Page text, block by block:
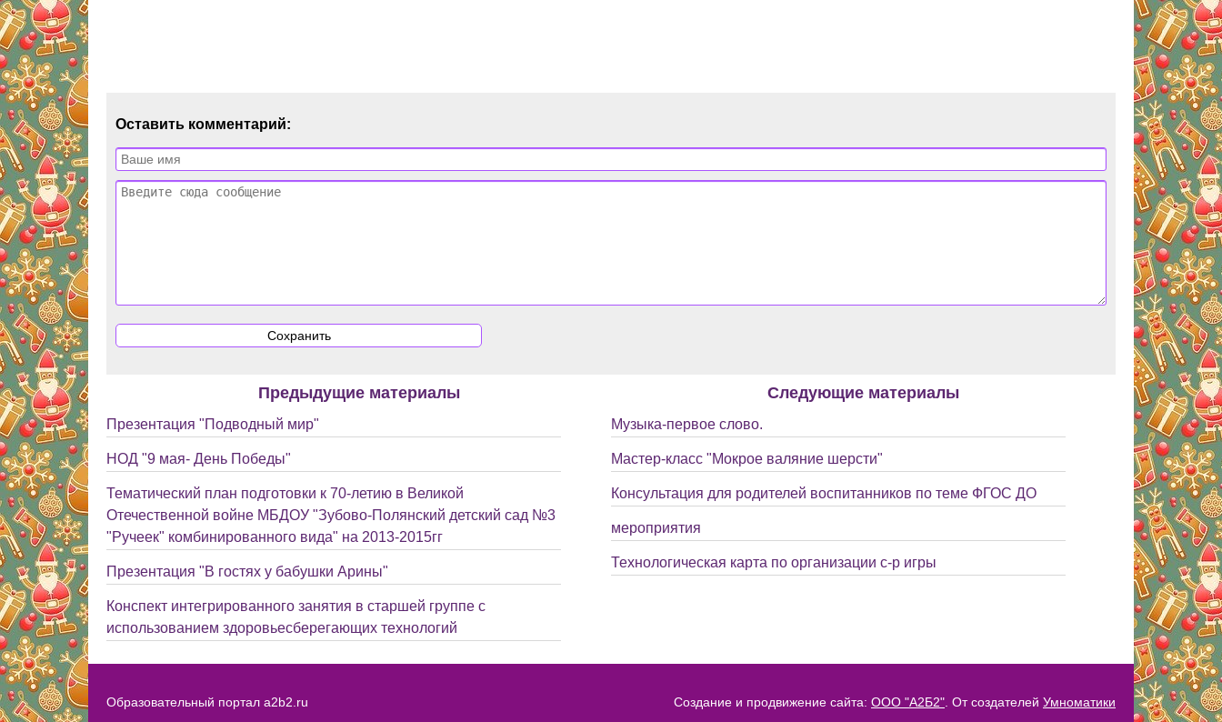
Оставить комментарий:
Предыдущие материалы
Презентация "Подводный мир"
НОД "9 мая- День Победы"
Тематический план подготовки к 70-летию в Великой
Отечественной войне МБДОУ "Зубово-Полянский детский сад №3
"Ручеек" комбинированного вида" на 2013-2015гг
Презентация "В гостях у бабушки Арины"
Конспект интегрированного занятия в старшей группе с
использованием здоровьесберегающих технологий
Следующие материалы
Музыка-первое слово.
Мастер-класс "Мокрое валяние шерсти"
Консультация для родителей воспитанников по теме ФГОС ДО
мероприятия
Технологическая карта по организации с-р игры
Образовательный портал a2b2.ru Создание и продвижение сайта: ООО "А2Б2" . От создателей Умноматики